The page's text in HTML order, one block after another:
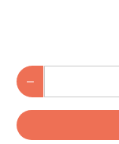
–